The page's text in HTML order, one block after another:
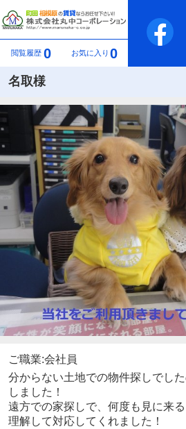
閲覧履歴 0 お気に入り 0
名取様
ご職業:会社員
分からない土地での物件探しでし
しました！
遠方での家探しで、何度も見に来
理解して対応してくれました！